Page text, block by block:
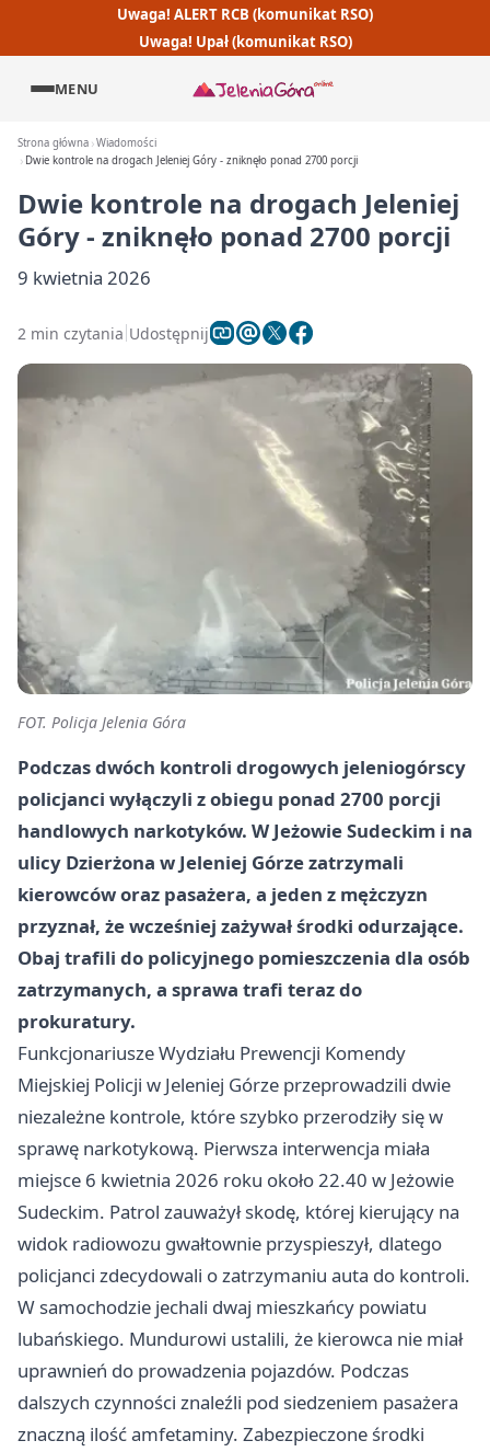
Uwaga! ALERT RCB (komunikat RSO)
Uwaga! Upał (komunikat RSO)
MENU
Strona główna Wiadomości
Dwie kontrole na drogach Jeleniej Góry - zniknęło ponad 2700 porcji
Dwie kontrole na drogach Jeleniej
Góry - zniknęło ponad 2700 porcji
9 kwietnia 2026
2 min czytania Udostępnij
FOT. Policja Jelenia Góra
Podczas dwóch kontroli drogowych jeleniogórscy
policjanci wyłączyli z obiegu ponad 2700 porcji
handlowych narkotyków. W Jeżowie Sudeckim i na
ulicy Dzierżona w Jeleniej Górze zatrzymali
kierowców oraz pasażera, a jeden z mężczyzn
przyznał, że wcześniej zażywał środki odurzające.
Obaj trafili do policyjnego pomieszczenia dla osób
zatrzymanych, a sprawa trafi teraz do
prokuratury.
Funkcjonariusze Wydziału Prewencji Komendy
Miejskiej Policji w Jeleniej Górze przeprowadzili dwie
niezależne kontrole, które szybko przerodziły się w
sprawę narkotykową. Pierwsza interwencja miała
miejsce 6 kwietnia 2026 roku około 22.40 w Jeżowie
Sudeckim. Patrol zauważył skodę, której kierujący na
widok radiowozu gwałtownie przyspieszył, dlatego
policjanci zdecydowali o zatrzymaniu auta do kontroli.
W samochodzie jechali dwaj mieszkańcy powiatu
lubańskiego. Mundurowi ustalili, że kierowca nie miał
uprawnień do prowadzenia pojazdów. Podczas
dalszych czynności znaleźli pod siedzeniem pasażera
znaczną ilość amfetaminy. Zabezpieczone środki